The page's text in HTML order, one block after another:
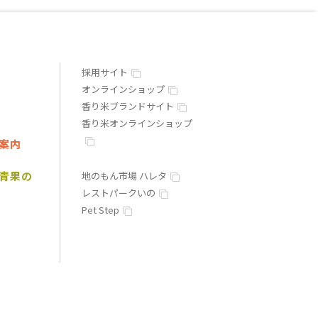
内
果の
採用サイト
オンラインショップ
香り米ブランドサイト
香り米オンラインショップ
地のもん市場 ハレタ
レストパークいの
Pet Step